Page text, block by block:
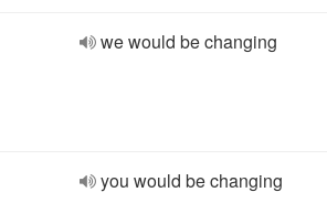
we would be changing
you would be changing